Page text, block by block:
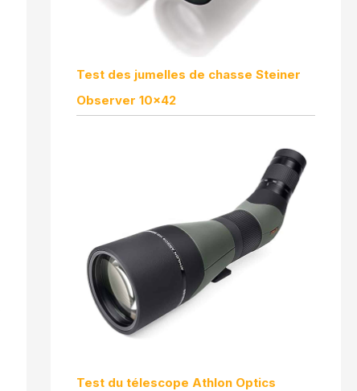
Test des jumelles de chasse Steiner
Observer 10×42
Test du télescope Athlon Optics